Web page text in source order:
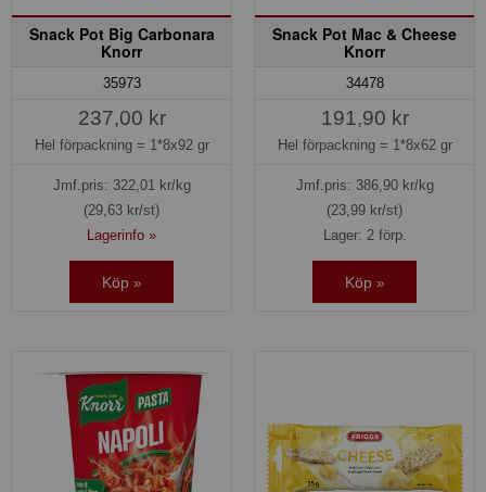
Snack Pot Big Carbonara
Knorr
35973
237,00 kr
Hel förpackning = 1*8x92 gr
Jmf.pris: 322,01 kr/kg
(29,63 kr/st)
Lagerinfo »
Köp »
Snack Pot Mac & Cheese
Knorr
34478
191,90 kr
Hel förpackning = 1*8x62 gr
Jmf.pris: 386,90kr/kg
(23,99 kr/st)
Lager: 2 förp.
Köp »